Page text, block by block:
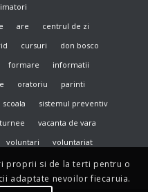
are
centrul de zi
cursuri
don bosco
formare
informatii
oratoriu
parinti
scoala
sistemul preventiv
turnee
vacanta de vara
voluntari voluntariat
proprii si de la terti pentru o
adaptate nevoilor fiecaruia.